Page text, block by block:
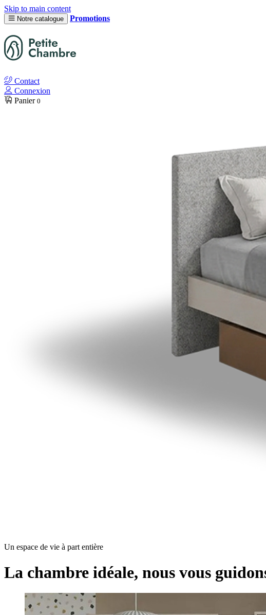
Skip to main content
Notre catalogue Promotions
Contact
Connexion
Panier 0
Un espace de vie à part entière
La chambre idéale, nous vous